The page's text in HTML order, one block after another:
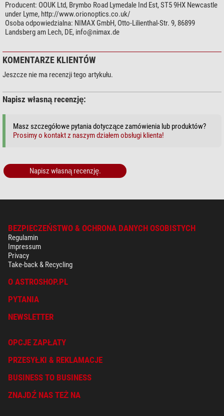
Producent: OOUK Ltd, Brymbo Road Lymedale Ind Est, ST5 9HX Newcastle
under Lyme, http://www.orionoptics.co.uk/
Osoba odpowiedzialna: NIMAX GmbH, Otto-Lilienthal-Str. 9, 86899
Landsberg am Lech, DE, info@nimax.de
KOMENTARZE KLIENTÓW
Jeszcze nie ma recenzji tego artykułu.
Napisz własną recenzję:
Masz szczegółowe pytania dotyczące zamówienia lub produktów?
Prosimy o kontakt z naszym działem obsługi klienta!
Napisz własną recenzję.
BEZPIECZEŃSTWO & OCHRONA DANYCH OSOBISTYCH
Regulamin
Impressum
Privacy
Take-back & Recycling
O ASTROSHOP.PL
PYTANIA
NEWSLETTER
OPCJE ZAPŁATY
PRZESYŁKI & REKLAMACJE
BUSINESS TO BUSINESS
ZNAJDŹ NAS TEŻ NA